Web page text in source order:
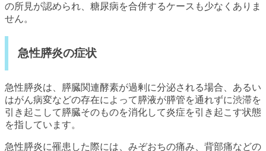
の所見が認められ、糖尿病を合併するケースも少なくありま
せん。
急性膵炎の症状
急性膵炎は、膵臓関連酵素が過剰に分泌される場合、あるい
はがん病変などの存在によって膵液が膵管を通れずに渋滞を
引き起こして膵臓そのものを消化して炎症を引き起こす状態
を指しています。
急性膵炎に罹患した際には、みぞおちの痛み、背部痛などの